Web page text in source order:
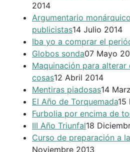
2014
Argumentario
publicistas14 Julio 2014
Iba yo a comprar el
Globos sonda07 Mayo
Maquinación para alterar
cosas12 Abril 2014
Mentiras piadosas14
El Año de Torquemada15
Furbolia por encima de
III Año Triunfal18
Curso de preparación a
Noviembre 2013